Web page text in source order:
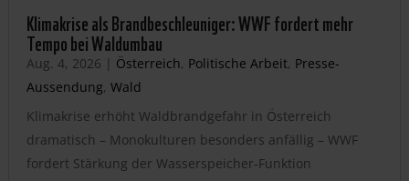
Klimakrise als Brandbeschleuniger: WWF fordert mehr
Tempo bei Waldumbau
Aug. 4, 2026 | Österreich, Politische Arbeit, Presse-
Aussendung, Wald
Klimakrise erhöht Waldbrandgefahr in Österreich
dramatisch – Monokulturen besonders anfällig – WWF
fordert Stärkung der Wasserspeicher-Funktion